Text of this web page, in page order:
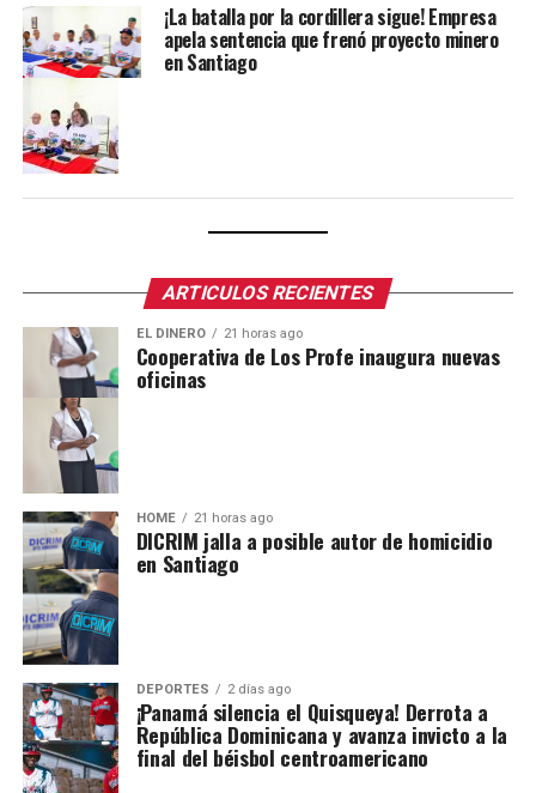
¡La batalla por la cordillera sigue! Empresa
apela sentencia que frenó proyecto minero
en Santiago
ARTICULOS RECIENTES
EL DINERO 21 horas ago
Cooperativa de Los Profe inaugura nuevas
oficinas
HOME 21 horas ago
DICRIM jalla a posible autor de homicidio
en Santiago
DEPORTES 2 días ago
¡Panamá silencia el Quisqueya! Derrota a
República Dominicana y avanza invicto a la
final del béisbol centroamericano